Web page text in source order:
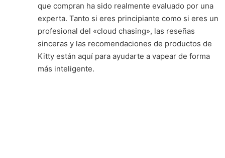
que compran ha sido realmente evaluado por una
experta. Tanto si eres principiante como si eres un
profesional del «cloud chasing», las reseñas
sinceras y las recomendaciones de productos de
Kitty están aquí para ayudarte a vapear de forma
más inteligente.